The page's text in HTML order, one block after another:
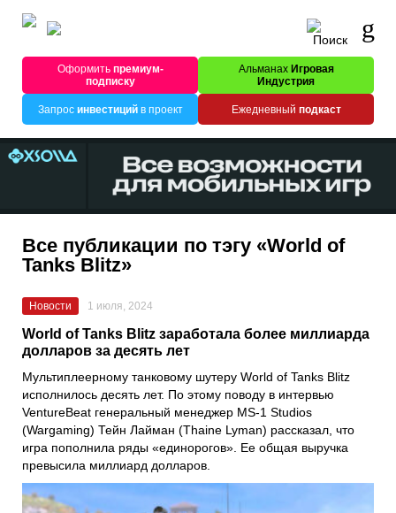
Оформитьпремиум-
подписку
Альманах Игровая
Индустрия
Запрос инвестицийв проект Ежедневный подкаст
Все публикации по тэгу «World of
Tanks Blitz»
Новости 1 июля, 2024
World of Tanks Blitz заработала более миллиарда
долларов за десять лет
Мультиплеерному танковому шутеру World of Tanks Blitz
исполнилось десять лет. По этому поводу в интервью
VentureBeat генеральный менеджер MS-1 Studios
(Wargaming) Тейн Лайман (Thaine Lyman) рассказал, что
игра пополнила ряды «единорогов». Ее общая выручка
превысила миллиард долларов.